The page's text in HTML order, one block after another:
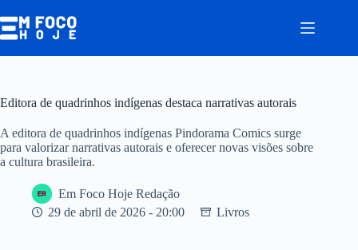
para
o
Editora de quadrinhos indígenas destaca narrativas autorais
A editora de quadrinhos indígenas Pindorama Comics surge
para valorizar narrativas autorais e oferecer novas visões sobre
a cultura brasileira.
Em Foco Hoje Redação
29 de abril de 2026 - 20:00
Livros